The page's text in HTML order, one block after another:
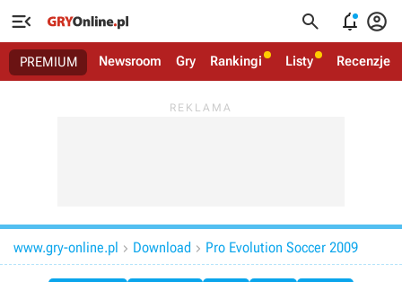
   
PREMIUM Newsroom Gry Rankingi Listy Recenzje
www.gry-online.pl  Download  Pro Evolution Soccer 2009